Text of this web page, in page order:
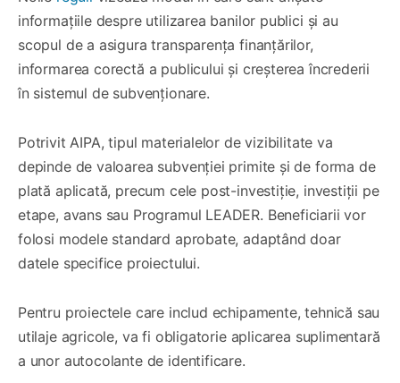
informațiile despre utilizarea banilor publici și au
scopul de a asigura transparența finanțărilor,
informarea corectă a publicului și creșterea încrederii
în sistemul de subvenționare.
Potrivit AIPA, tipul materialelor de vizibilitate va
depinde de valoarea subvenției primite și de forma de
plată aplicată, precum cele post-investiție, investiții pe
etape, avans sau Programul LEADER. Beneficiarii vor
folosi modele standard aprobate, adaptând doar
datele specifice proiectului.
Pentru proiectele care includ echipamente, tehnică sau
utilaje agricole, va fi obligatorie aplicarea suplimentară
a unor autocolante de identificare.